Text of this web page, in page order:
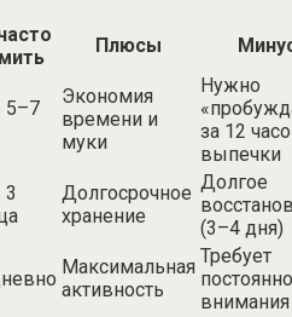
Плюсы
5–7
Экономия
времени и
муки
Нужно
за 12
выпечки
3
Долгосрочное
хранение
Долгое
(3–4 дня)
Максимальная
активность
Требует
внимания